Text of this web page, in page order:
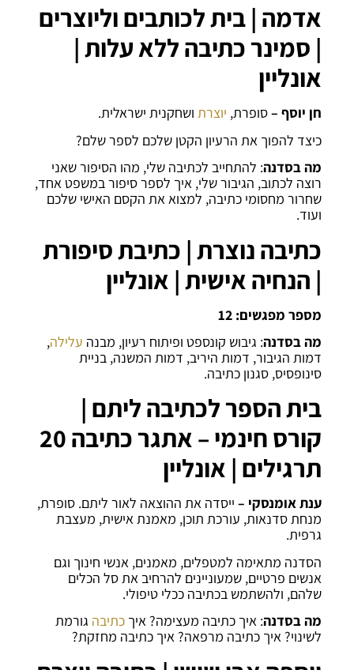
אדמה | בית לכותבים וליוצרים
| סמינר כתיבה ללא עלות |
אונליין
חן יוסף –סופרת, יוצרת ושחקנית ישראלית.
כיצד להפוך את הרעיון הקטן שלכם לספר שלם?
מה בסדנה: להתחייב לכתיבה שלי, מהו הסיפור שאני
רוצה לכתוב, הגיבור שלי, איך לספר סיפור במשפט אחד,
שחרור מחסומי כתיבה, למצוא את הקסם האישי שלכם
ועוד.
כתיבה נוצרת | כתיבת סיפורת
| הנחיה אישית | אונליין
מספר מפגשים: 12
מה בסדנה: גיבוש קונספט ופיתוח רעיון, מבנה עלילה,
דמות הגיבור, דמות היריב, דמות המשנה, בניית
סינופסיס, סגנון כתיבה.
בית הספר לכתיבה ליתם |
קורס חינמי – אתגר כתיבה 20
תרגילים | אונליין
ענת אומנסקי – ייסדה את ההוצאה לאור ליתם. סופרת,
מנחת סדנאות, עורכת תוכן, מאמנת אישית, מעצבת
גרפית.
הסדנה מתאימה למטפלים, מאמנים, אנשי חינוך וגם
אנשים פרטיים, שמעוניינים להרחיב את סל הכלים
שלהם, ולהשתמש בכתיבה ככלי טיפולי.
מה בסדנה: איך כתיבה מעצימה? איךכתיבה גורמת
לשינוי? איך כתיבה מרפאה? איך כתיבה מחזקת?